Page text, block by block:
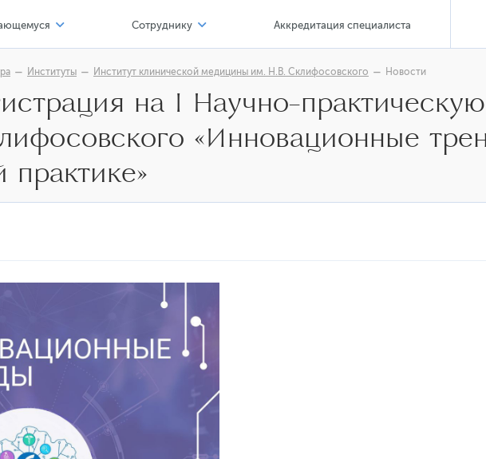
организации
карьеры
нормативные акты
программы
обучения
среда обучения
стандарты
и материальная поддержка
места
Сотруднику
Соискателю
Офисы, сервисы
Аккредитация специалиста
Институты Институт клинической медицины им. Н.В. Склифосовского Новости
на I Научно-
«Инновационные